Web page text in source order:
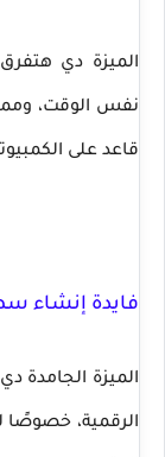
الميزة دي
نفس الوقت،
قاعد على
فايدة إنشاء
الميزة الجامدة
الرقمية، خصوصًا